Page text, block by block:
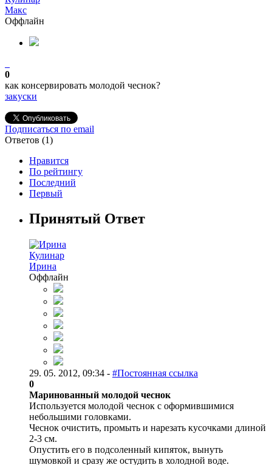
Макс
Оффлайн
0
как консервировать молодой чеснок?
закуски
Подписаться по email
Ответов (1)
Нравится
По рейтингу
Последний
Первый
Принятый Ответ
Кулинар
Ирина
Оффлайн
29. 05. 2012, 09:34 - #Постоянная ссылка
0
Маринованный молодой чеснок
Используется молодой чеснок с оформившимися
небольшими головками.
Чеснок очистить, промыть и нарезать кусочками длиной
2-3 см.
Опустить его в подсоленный кипяток, вынуть
шумовкой и сразу же остудить в холодной воде.